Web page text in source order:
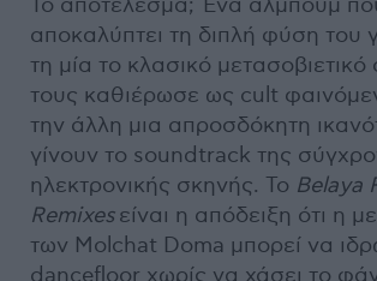
Το αποτέλεσμα; Ένα άλμπουμ
αποκαλύπτει τη διπλή φύση του
τη μία το κλασικό μετασοβιετικό
τους καθιέρωσε ως cult
την άλλη μια απροσδόκητη
γίνουν το soundtrack της
ηλεκτρονικής σκηνής. Το Belaya
Remixesείναι η απόδειξη ότι η
των Molchat Doma μπορεί να
dancefloor χωρίς να χάσει το